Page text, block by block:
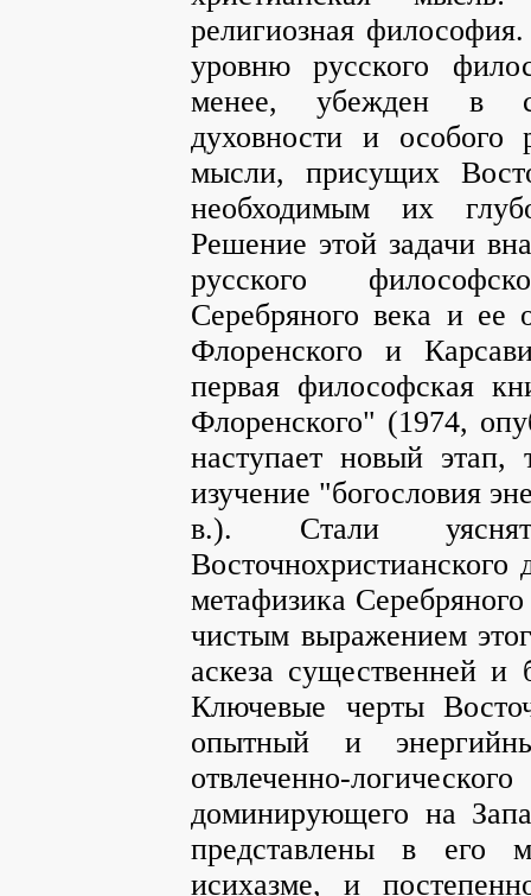
религиозная
уровню русского
менее, убежден в
духовности и особого
мысли, присущих
необходимым их
Решение этой задачи
русского
Серебряного века и ее
Флоренского и
первая философская
Флоренского" (1974,
наступает новый
изучение "богословия
в.). Стали
метафизика
чистым выражением
аскеза существенней и
Ключевые черты
опытный и
отвлеченно-
доминирующего на
представлены в его
исихазме, и